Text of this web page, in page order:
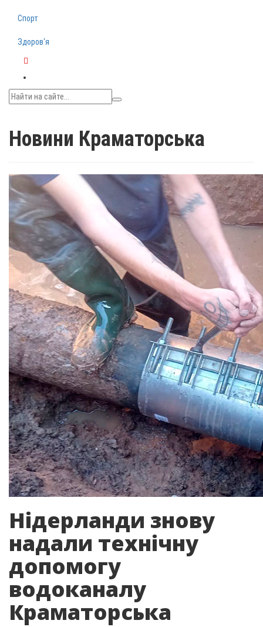
Спорт
Здоров‘я
Новини Краматорська
Нідерланди знову
надали технічну
допомогу
водоканалу
Краматорська